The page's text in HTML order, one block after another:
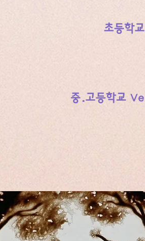
초등학교
중.고등학교 Ve